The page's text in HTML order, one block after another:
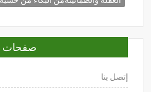
صفحات
إتصل بنا